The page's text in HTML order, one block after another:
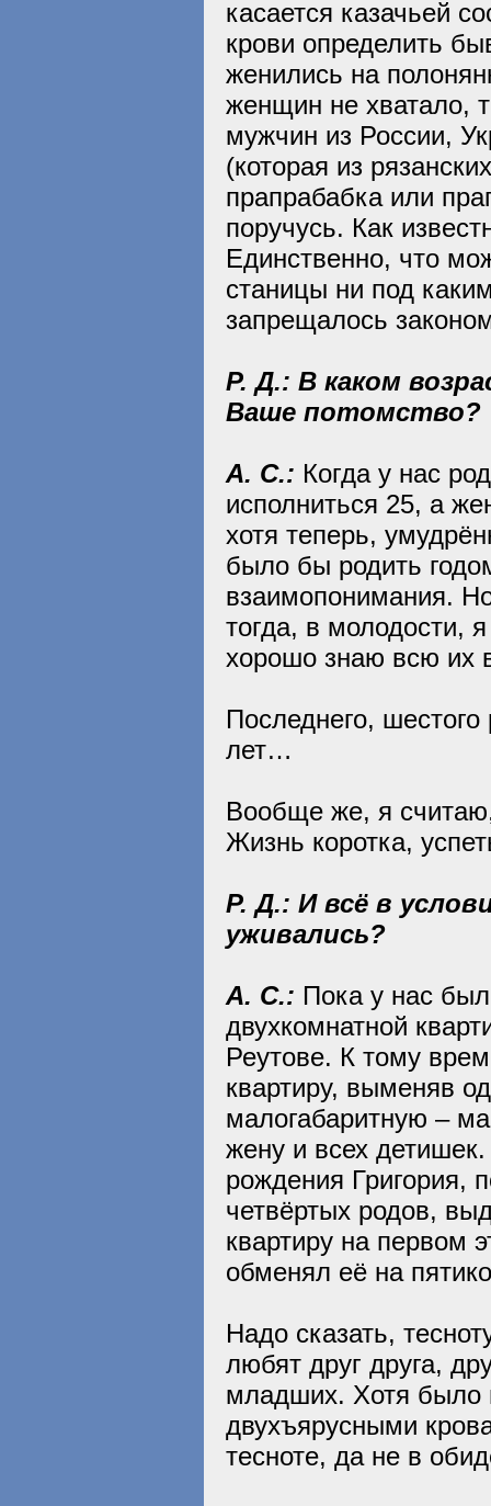
касается казачьей
крови определить
женились на
женщин не хватало,
мужчин из России,
(которая из
прапрабабка или
поручусь. Как
Единственно, что
станицы ни под
запрещалось
Р. Д.: В каком
Ваше потомство?
А. С.: Когда у нас
исполниться 25, а
хотя теперь,
было бы родить
взаимопонимания.
тогда, в молодости,
хорошо знаю всю их
Последнего,
лет…
Вообще же, я
Жизнь коротка,
Р. Д.: И всё в
уживались?
А. С.: Пока у нас
двухкомнатной
Реутове. К тому
квартиру, выменяв
малогабаритную –
жену и всех
рождения Григория,
четвёртых родов,
квартиру на первом
обменял её на
Надо сказать,
любят друг друга,
младших. Хотя было
двухъярусными
тесноте, да не в